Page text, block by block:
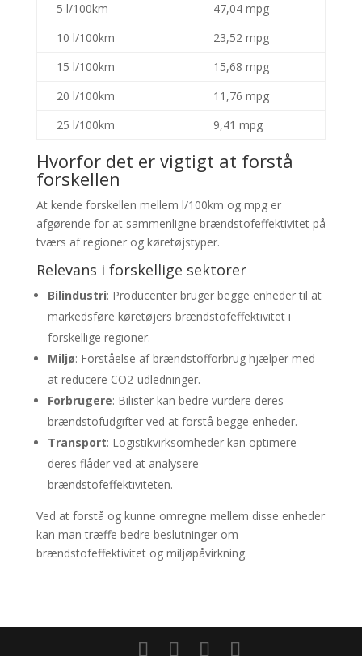
5 l/100km
47,04 mpg
10 l/100km
23,52 mpg
15 l/100km
15,68 mpg
20 l/100km
11,76 mpg
25 l/100km
9,41 mpg
Hvorfor det er vigtigt at forstå
forskellen
At kende forskellen mellem l/100km og mpg er
afgørende for at sammenligne brændstofeffektivitet på
tværs af regioner og køretøjstyper.
Relevans i forskellige sektorer
Bilindustri: Producenter bruger begge enheder til at
markedsføre køretøjers brændstofeffektivitet i
forskellige regioner.
Miljø: Forståelse af brændstofforbrug hjælper med
at reducere CO2-udledninger.
Forbrugere: Bilister kan bedre vurdere deres
brændstofudgifter ved at forstå begge enheder.
Transport: Logistikvirksomheder kan optimere
deres flåder ved at analysere
brændstofeffektiviteten.
Ved at forstå og kunne omregne mellem disse enheder
kan man træffe bedre beslutninger om
brændstofeffektivitet og miljøpåvirkning.